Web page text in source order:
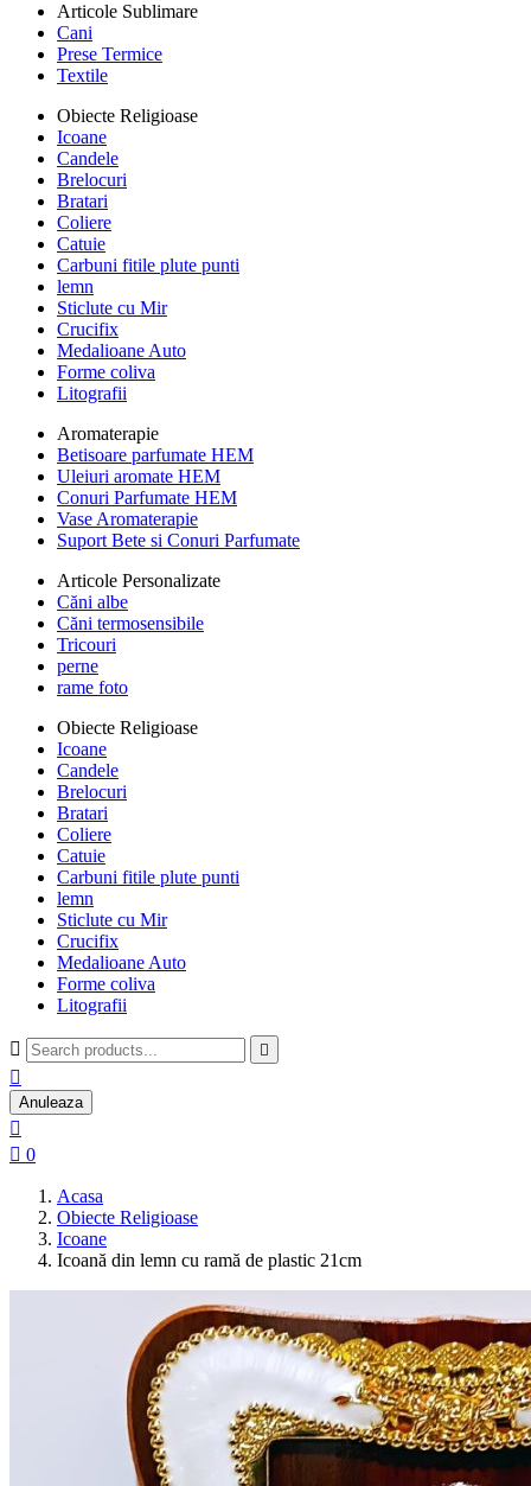
Articole Sublimare
Cani
Prese Termice
Textile
Obiecte Religioase
Icoane
Candele
Brelocuri
Bratari
Coliere
Catuie
Carbuni fitile plute punti
lemn
Sticlute cu Mir
Crucifix
Medalioane Auto
Forme coliva
Litografii
Aromaterapie
Betisoare parfumate HEM
Uleiuri aromate HEM
Conuri Parfumate HEM
Vase Aromaterapie
Suport Bete si Conuri Parfumate
Articole Personalizate
Căni albe
Căni termosensibile
Tricouri
perne
rame foto
Obiecte Religioase
Icoane
Candele
Brelocuri
Bratari
Coliere
Catuie
Carbuni fitile plute punti
lemn
Sticlute cu Mir
Crucifix
Medalioane Auto
Forme coliva
Litografii
 

Anuleaza

 0
Acasa
Obiecte Religioase
Icoane
Icoană din lemn cu ramă de plastic 21cm